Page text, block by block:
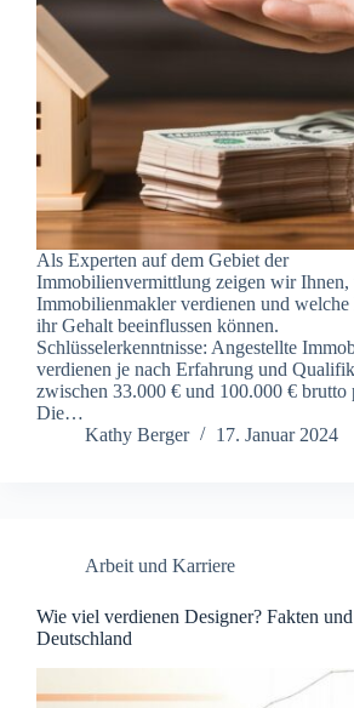
Als Experten auf dem Gebiet der
Immobilienvermittlung zeigen wir
Immobilienmakler verdienen und welche
ihr Gehalt beeinflussen können.
Schlüsselerkenntnisse: Angestellte
verdienen je nach Erfahrung und
zwischen 33.000 € und 100.000 € brutto
Die…
Kathy Berger
17. Januar 2024
Arbeit und Karriere
Wie viel verdienen Designer? Fakten
Deutschland